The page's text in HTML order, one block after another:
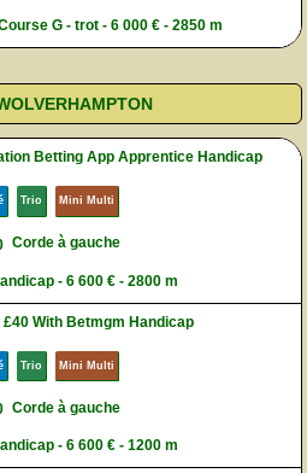
G - trot - 6 000 € - 2850 m
Betting App Apprentice Handicap
Trio Mini Multi
Corde à gauche
- 6 600 € - 2800 m
£40 With Betmgm Handicap
Trio Mini Multi
Corde à gauche
- 6 600 € - 1200 m